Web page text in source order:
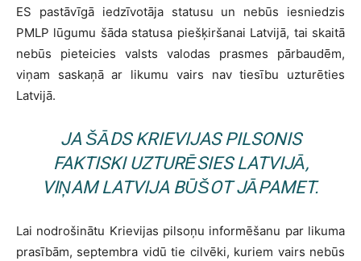
ES pastāvīgā iedzīvotāja statusu un nebūs iesniedzis
PMLP lūgumu šāda statusa piešķiršanai Latvijā, tai skaitā
nebūs pieteicies valsts valodas prasmes pārbaudēm,
viņam saskaņā ar likumu vairs nav tiesību uzturēties
Latvijā.
JA ŠĀDS KRIEVIJAS PILSONIS
FAKTISKI UZTURĒSIES LATVIJĀ,
VIŅAM LATVIJA BŪŠOT JĀPAMET.
Lai nodrošinātu Krievijas pilsoņu informēšanu par likuma
prasībām, septembra vidū tie cilvēki, kuriem vairs nebūs